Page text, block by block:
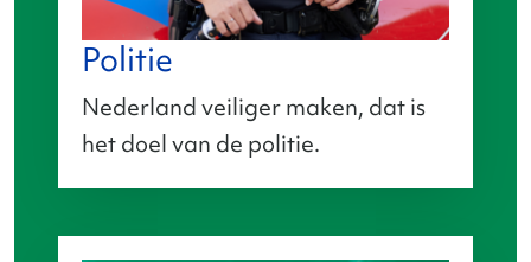
Politie
Nederland veiliger maken, dat is
het doel van de politie.